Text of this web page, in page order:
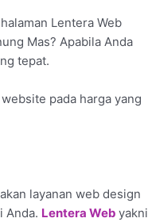
Lentera Web
Mas? Apabila Anda
tepat.
pada harga yang
layanan web design
Anda. Lentera Web yakni